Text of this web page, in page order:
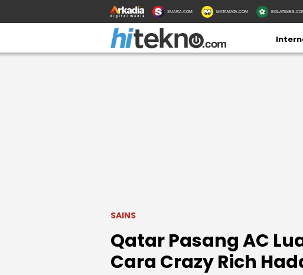
SUARA.COM MATAMATA.COM
SAINS
Qatar Pasang AC
Cara Crazy Rich